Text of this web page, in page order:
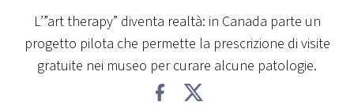
PLAYLIST
L’”art therapy” diventa realtà: in Canada parte un
progetto pilota che permette la prescrizione di visite
gratuite nei museo per curare alcune patologie.